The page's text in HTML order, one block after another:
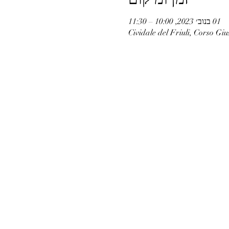
01 בנוב׳ 2023, 10:00 – 11:30
Cividale del Friuli, Corso